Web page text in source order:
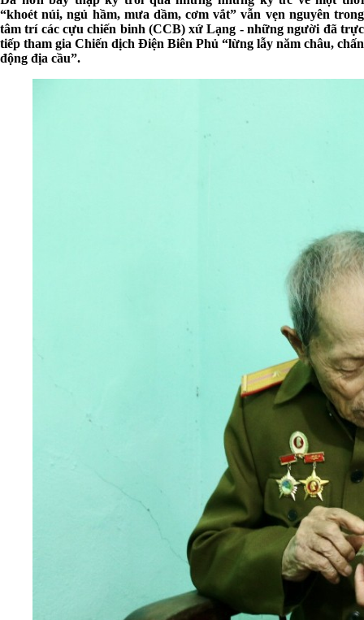
“khoét núi, ngủ hầm, mưa dầm, cơm vắt” vẫn vẹn nguyên trong
tâm trí các cựu chiến binh (CCB) xứ Lạng - những người đã trực
tiếp tham gia Chiến dịch Điện Biên Phủ “lừng lẫy năm châu, chấn
động địa cầu”.